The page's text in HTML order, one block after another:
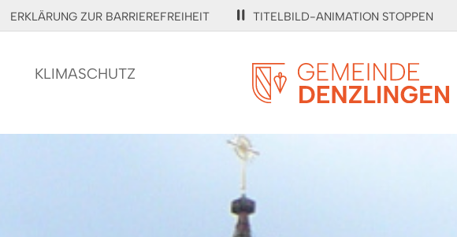
ERKLÄRUNG ZUR BARRIEREFREIHEIT TITELBILD-ANIMATION STOPPEN
KLIMASCHUTZ